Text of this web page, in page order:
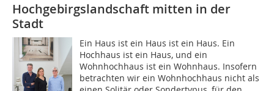
Hochgebirgslandschaft mitten in der
Stadt
Ein Haus ist ein Haus ist ein Haus. Ein
Hochhaus ist ein Haus, und ein
Wohnhochhaus ist ein Wohnhaus. Insofern
betrachten wir ein Wohnhochhaus nicht als